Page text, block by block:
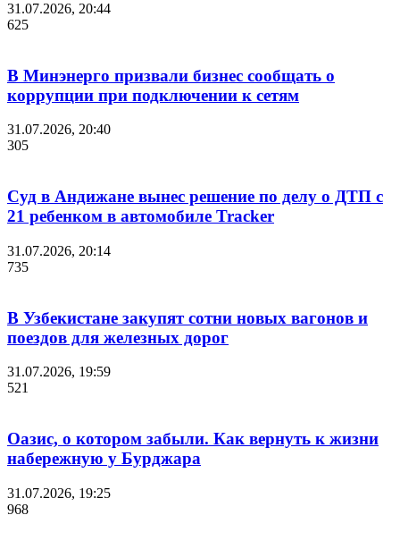
31.07.2026, 20:44
625
В Минэнерго призвали бизнес сообщать о
коррупции при подключении к сетям
31.07.2026, 20:40
305
Суд в Андижане вынес решение по делу о ДТП с
21 ребенком в автомобиле Tracker
31.07.2026, 20:14
735
В Узбекистане закупят сотни новых вагонов и
поездов для железных дорог
31.07.2026, 19:59
521
Оазис, о котором забыли. Как вернуть к жизни
набережную у Бурджара
31.07.2026, 19:25
968